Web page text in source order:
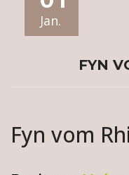
Jan.
FYN
Fyn vom